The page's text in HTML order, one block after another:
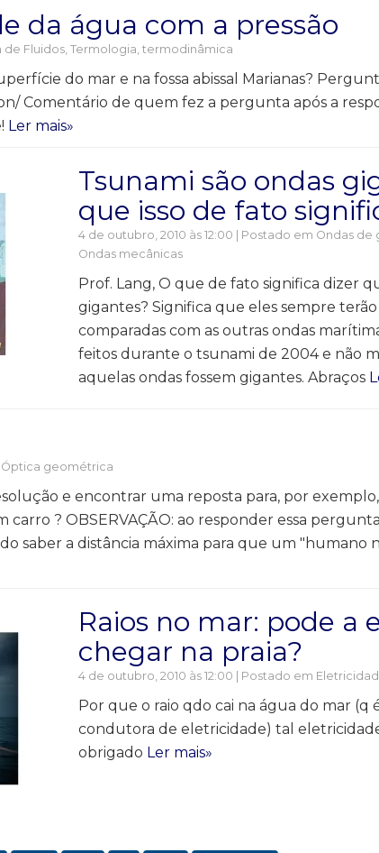
da água com a pressão
de Fluidos, Termologia, termodinâmica
do mar e na fossa abissal Marianas?
Comentário de quem fez a pergunta após a
Ler mais»
Tsunami são ondas
que isso de fato
4 de outubro, 2010 às 12:00 | Postado em Ondas de
Ondas mecânicas
Prof. Lang, O que de fato significa dizer
gigantes? Significa que eles sempre
comparadas com as outras ondas
feitos durante o tsunami de 2004 e não
aquelas ondas fossem gigantes. Abraços
Óptica geométrica
e encontrar uma reposta para, por exemplo,
? OBSERVAÇÃO: ao responder essa
saber a distância máxima para que um "humano
Raios no mar: pode a
chegar na praia?
4 de outubro, 2010 às 12:00 | Postado em
Por que o raio qdo cai na água do mar (q
condutora de eletricidade) tal
obrigado Ler mais»